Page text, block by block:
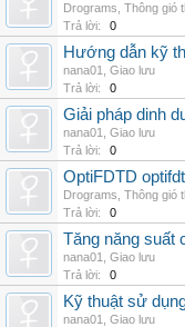
Drograms Thông gió
Trả lời:
0
Hướng dẫn kỹ
nana01
Giao lưu
Trả lời:
0
Giải pháp dinh
nana01
Giao lưu
Trả lời:
0
OptiFDTD
Drograms Thông gió
Trả lời:
0
Tăng năng suất
nana01
Giao lưu
Trả lời:
0
Kỹ thuật sử
nana01
Giao lưu